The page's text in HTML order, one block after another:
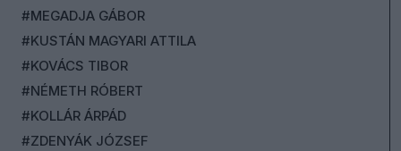
#MEGADJA GÁBOR
#KUSTÁN MAGYARI ATTILA
#KOVÁCS TIBOR
#NÉMETH RÓBERT
#KOLLÁR ÁRPÁD
#ZDENYÁK JÓZSEF